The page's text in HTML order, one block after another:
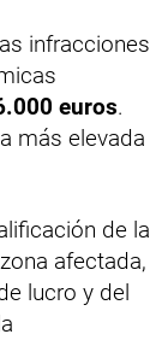
infracciones
euros.
más elevada
de la
afectada,
lucro y del